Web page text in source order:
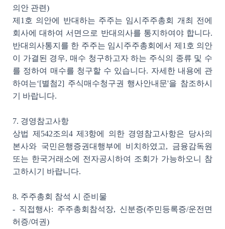
의안 관련)
제1호 의안에 반대하는 주주는 임시주주총회 개최 전에
회사에 대하여 서면으로 반대의사를 통지하여야 합니다.
반대의사통지를 한 주주는 임시주주총회에서 제1호 의안
이 가결된 경우, 매수 청구하고자 하는 주식의 종류 및 수
를 정하여 매수를 청구할 수 있습니다. 자세한 내용에 관
하여는‘[별첨2] 주식매수청구권 행사안내문'을 참조하시
기 바랍니다.
7. 경영참고사항
상법 제542조의4 제3항에 의한 경영참고사항은 당사의
본사와 국민은행증권대행부에 비치하였고, 금융감독원
또는 한국거래소에 전자공시하여 조회가 가능하오니 참
고하시기 바랍니다.
8. 주주총회 참석 시 준비물
- 직접행사: 주주총회참석장, 신분증(주민등록증/운전면
허증/여권)